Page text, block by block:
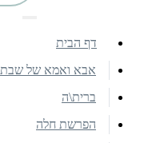
דף הבית
אבא ואמא של שבת
ברית\ה
הפרשת חלה